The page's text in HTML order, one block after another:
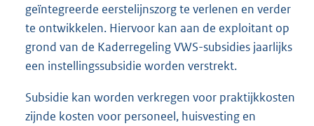
geïntegreerde eerstelijnszorg te verlenen en verder
te ontwikkelen. Hiervoor kan aan de exploitant op
grond van de Kaderregeling VWS-subsidies jaarlijks
een instellingssubsidie worden verstrekt.
Subsidie kan worden verkregen voor praktijkkosten
zijnde kosten voor personeel, huisvesting en